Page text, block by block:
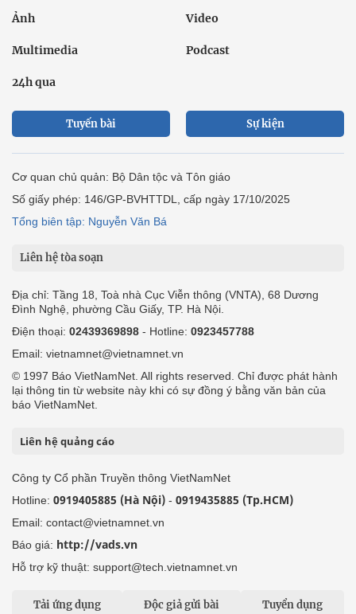
Ảnh Video
Multimedia Podcast
24h qua
Tuyến bài Sự kiện
Cơ quan chủ quản: Bộ Dân tộc và Tôn giáo
Số giấy phép: 146/GP-BVHTTDL, cấp ngày 17/10/2025
Tổng biên tập: Nguyễn Văn Bá
Liên hệ tòa soạn
Địa chỉ: Tầng 18, Toà nhà Cục Viễn thông (VNTA), 68 Dương
Đình Nghệ, phường Cầu Giấy, TP. Hà Nội.
Điện thoại: 02439369898 - Hotline: 0923457788
Email: vietnamnet@vietnamnet.vn
© 1997 Báo VietNamNet. All rights reserved. Chỉ được phát hành
lại thông tin từ website này khi có sự đồng ý bằng văn bản của
báo VietNamNet.
Liên hệ quảng cáo
Công ty Cổ phần Truyền thông VietNamNet
Hotline: 0919405885 (Hà Nội) - 0919435885 (Tp.HCM)
Email: contact@vietnamnet.vn
Báo giá: http://vads.vn
Hỗ trợ kỹ thuật: support@tech.vietnamnet.vn
Tải ứng dụng Độc giả gửi bài Tuyển dụng